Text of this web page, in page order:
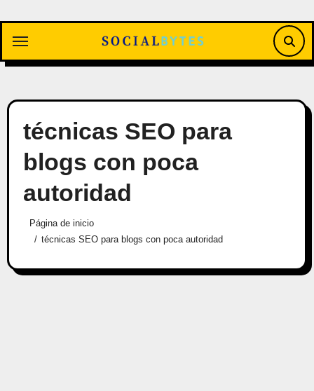
contenido
técnicas SEO para
blogs con poca
autoridad
Página de inicio
técnicas SEO para blogs con poca autoridad